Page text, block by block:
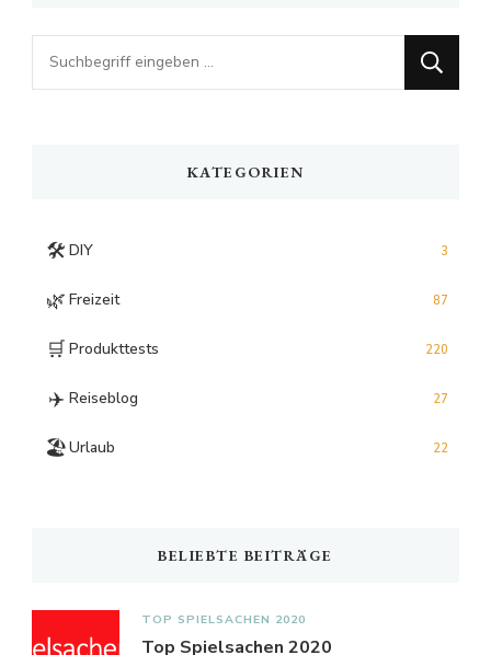
Looking
for
KATEGORIEN
🛠️ DIY 3
🌿 Freizeit 87
🛒 Produkttests 220
✈️ Reiseblog 27
🏖️Urlaub 22
BELIEBTE BEITRÄGE
TOP SPIELSACHEN 2020
Top Spielsachen 2020